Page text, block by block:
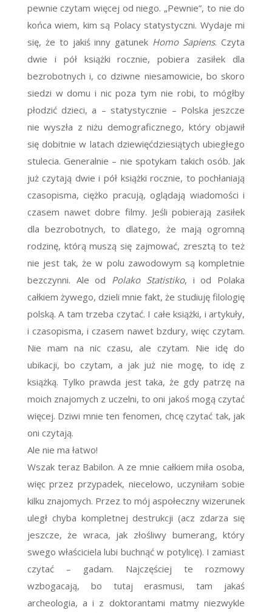
pewnie czytam więcej od niego. „Pewnie”, to nie do
końca wiem, kim są Polacy statystyczni. Wydaje mi
się, że to jakiś inny gatunek Homo Sapiens. Czyta
dwie i pół książki rocznie, pobiera zasiłek dla
bezrobotnych i, co dziwne niesamowicie, bo skoro
siedzi w domu i nic poza tym nie robi, to mógłby
płodzić dzieci, a – statystycznie – Polska jeszcze
nie wyszła z niżu demograficznego, który objawił
się dobitnie w latach dziewięćdziesiątych ubiegłego
stulecia. Generalnie – nie spotykam takich osób. Jak
już czytają dwie i pół książki rocznie, to pochłaniają
czasopisma, ciężko pracują, oglądają wiadomości i
czasem nawet dobre filmy. Jeśli pobierają zasiłek
dla bezrobotnych, to dlatego, że mają ogromną
rodzinę, którą muszą się zajmować, zresztą to też
nie jest tak, że w polu zawodowym są kompletnie
bezczynni. Ale od Polako Statistiko, i od Polaka
całkiem żywego, dzieli mnie fakt, że studiuję filologię
polską. A tam trzeba czytać. I całe książki, i artykuły,
i czasopisma, i czasem nawet bzdury, więc czytam.
Nie mam na nic czasu, ale czytam. Nie idę do
ubikacji, bo czytam, a jak już nie mogę, to idę z
książką. Tylko prawda jest taka, że gdy patrzę na
moich znajomych z uczelni, to oni jakoś mogą czytać
więcej. Dziwi mnie ten fenomen, chcę czytać tak, jak
oni czytają.
Ale nie ma łatwo!
Wszak teraz Babilon. A ze mnie całkiem miła osoba,
więc przez przypadek, niecelowo, uczyniłam sobie
kilku znajomych. Przez to mój aspołeczny wizerunek
uległ chyba kompletnej destrukcji (acz zdarza się
jeszcze, że wraca, jak złośliwy bumerang, który
swego właściciela lubi buchnąć w potylicę). I zamiast
czytać – gadam. Najczęściej te rozmowy
wzbogacają, bo tutaj erasmusi, tam jakaś
archeologia, a i z doktorantami matmy niezwykle